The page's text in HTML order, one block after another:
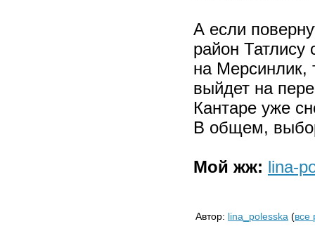
А если
район
на Мерсинлик,
выйдет на
Кантаре уже
В общем,
Мой жж: lina-
Автор: lina_polesska (все